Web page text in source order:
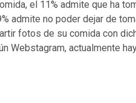
el 11% admite que ha
admite no poder dejar de
fotos de su comida con
Webstagram, actualmente